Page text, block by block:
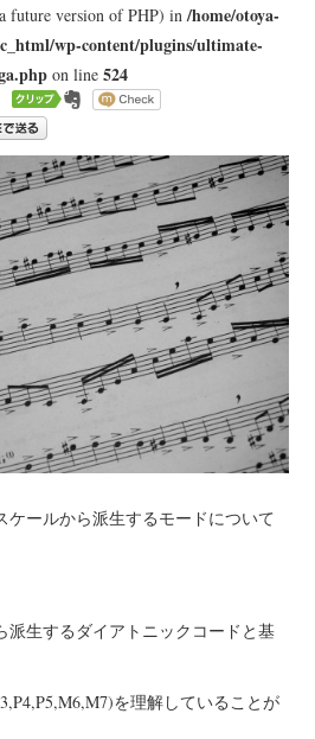
future version of PHP) in/home/otoya-
wp-content/plugins/ultimate-
on line524
ールから派生するモードについて
派生するダイアトニックコードと基
を理解していることが